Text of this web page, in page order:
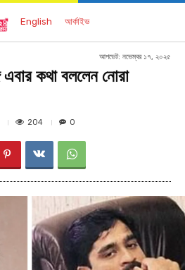
English আর্কাইভ
আপডেট: নভেম্বর ১৭, ২০২৫
এবার কথা বললেন নোরা
204 0